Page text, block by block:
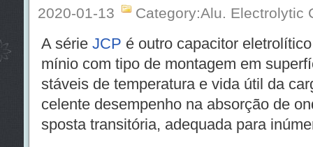
2020-01-13 Category:Alu. Electrolytic
A série JCP é outro capacitor
mínio com tipo de montagem em
stáveis de temperatura e vida útil da
celente desempenho na absorção de
sposta transitória, adequada para